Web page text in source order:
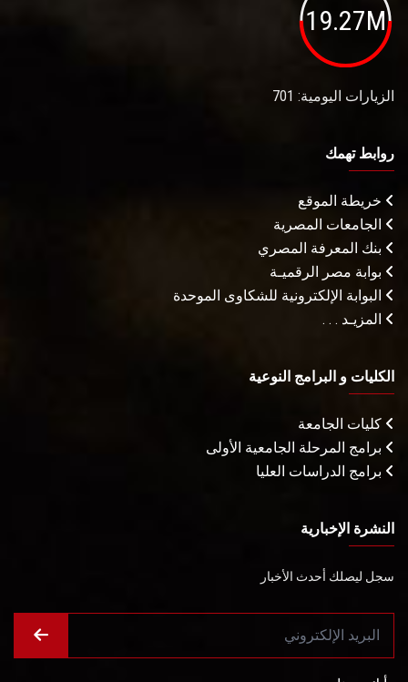
19.27M
الزيارات اليومية: 701
روابط تهمك
خريطة الموقع
الجامعات المصرية
بنك المعرفة المصري
بوابة مصر الرقميـة
البوابة الإلكترونية للشكاوى الموحدة
المزيـد . . .
الكليات و البرامج النوعية
كليات الجامعة
برامج المرحلة الجامعية الأولى
برامج الدراسات العليا
النشرة الإخبارية
سجل ليصلك أحدث الأخبار